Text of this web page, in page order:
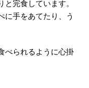
完食しています。
手をあてたり、う
べられるように心掛